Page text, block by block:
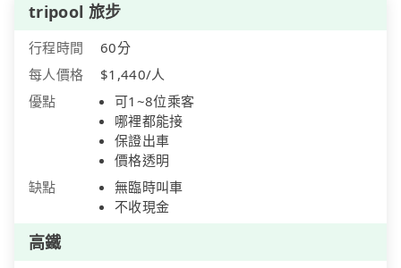
tripool 旅步
行程時間
60分
每人價格
$1,440/人
優點
可1~8位乘客
哪裡都能接
保證出車
價格透明
缺點
無臨時叫車
不收現金
高鐵